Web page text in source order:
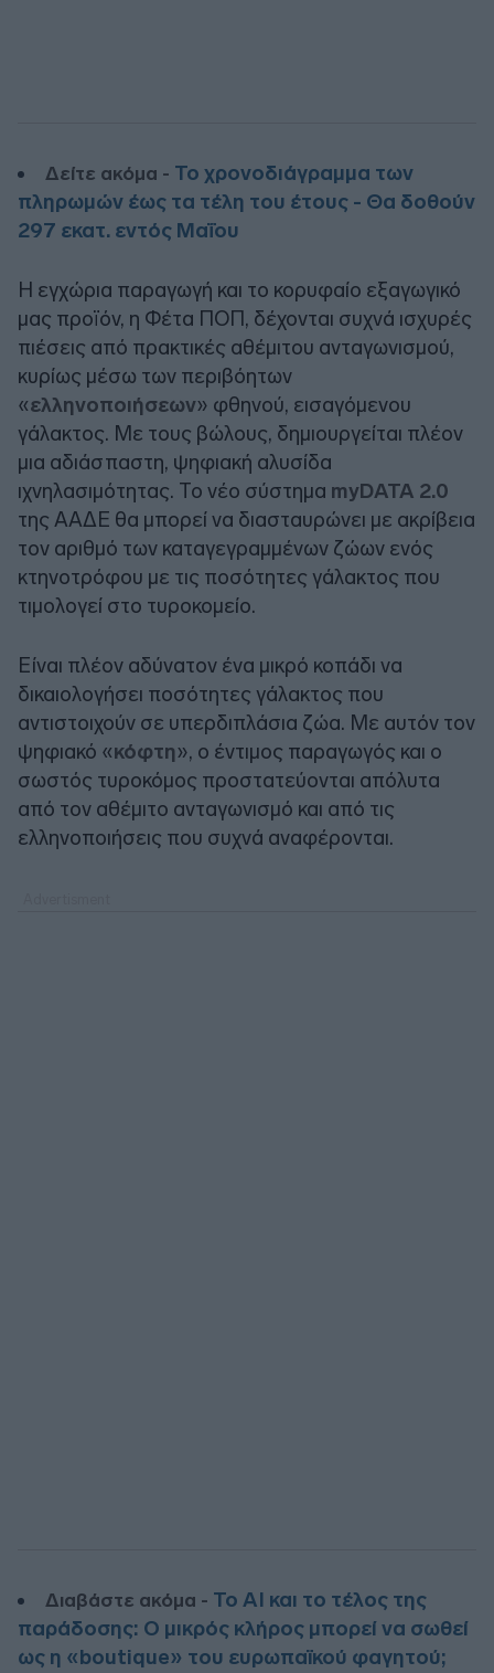
Δείτε ακόμα - Το χρονοδιάγραμμα των
πληρωμών έως τα τέλη του έτους - Θα δοθούν
297 εκατ. εντός Μαΐου
Η εγχώρια παραγωγή και το κορυφαίο εξαγωγικό
μας προϊόν, η Φέτα ΠΟΠ, δέχονται συχνά ισχυρές
πιέσεις από πρακτικές αθέμιτου ανταγωνισμού,
κυρίως μέσω των περιβόητων
«ελληνοποιήσεων» φθηνού, εισαγόμενου
γάλακτος. Με τους βώλους, δημιουργείται πλέον
μια αδιάσπαστη, ψηφιακή αλυσίδα
ιχνηλασιμότητας. Το νέο σύστημα myDATA 2.0
της ΑΑΔΕ θα μπορεί να διασταυρώνει με ακρίβεια
τον αριθμό των καταγεγραμμένων ζώων ενός
κτηνοτρόφου με τις ποσότητες γάλακτος που
τιμολογεί στο τυροκομείο.
Είναι πλέον αδύνατον ένα μικρό κοπάδι να
δικαιολογήσει ποσότητες γάλακτος που
αντιστοιχούν σε υπερδιπλάσια ζώα. Με αυτόν τον
ψηφιακό «κόφτη», ο έντιμος παραγωγός και ο
σωστός τυροκόμος προστατεύονται απόλυτα
από τον αθέμιτο ανταγωνισμό και από τις
ελληνοποιήσεις που συχνά αναφέρονται.
Διαβάστε ακόμα - Το AI και το τέλος της
παράδοσης: Ο μικρός κλήρος μπορεί να σωθεί
ως η «boutique» του ευρωπαϊκού φαγητού;